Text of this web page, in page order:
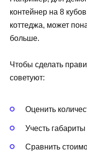
контейнер на 8
коттеджа, может
больше.
Чтобы сделать
советуют:
Оценить
Учесть
Сравнить